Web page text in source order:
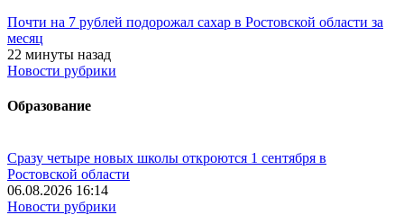
Почти на 7 рублей подорожал сахар в Ростовской области за
месяц
22 минуты назад
Новости рубрики
Образование
Сразу четыре новых школы откроются 1 сентября в
Ростовской области
06.08.2026 16:14
Новости рубрики